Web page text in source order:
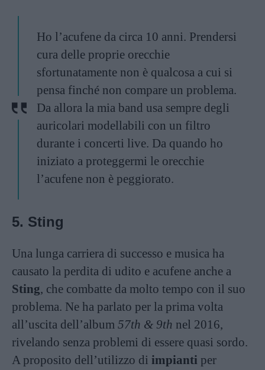
Ho l’acufene da circa 10 anni. Prendersi
cura delle proprie orecchie
sfortunatamente non è qualcosa a cui si
pensa finché non compare un problema.
Da allora la mia band usa sempre degli
auricolari modellabili con un filtro
durante i concerti live. Da quando ho
iniziato a proteggermi le orecchie
l’acufene non è peggiorato.
5. Sting
Una lunga carriera di successo e musica ha
causato la perdita di udito e acufene anche a
Sting, che combatte da molto tempo con il suo
problema. Ne ha parlato per la prima volta
all’uscita dell’album 57th & 9th nel 2016,
rivelando senza problemi di essere quasi sordo.
A proposito dell’utilizzo di impianti per